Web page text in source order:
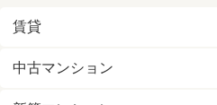
賃貸
中古マンション